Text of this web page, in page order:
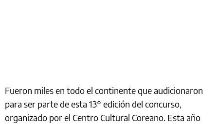
Fueron miles en todo el continente que audicionaron
para ser parte de esta 13° edición del concurso,
organizado por el Centro Cultural Coreano. Esta año